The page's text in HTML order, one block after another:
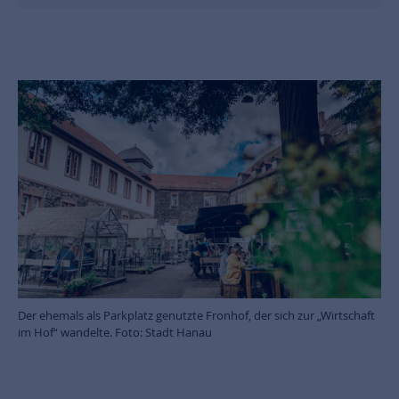
Der ehemals als Parkplatz genutzte Fronhof, der sich zur „Wirtschaft
im Hof“ wandelte. Foto: Stadt Hanau